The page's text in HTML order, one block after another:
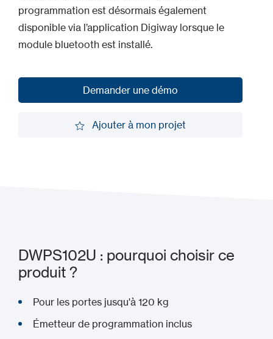
programmation est désormais également
disponible via l’application Digiway lorsque le
module bluetooth est installé.
Demander une démo
Ajouter à mon projet
DWPS102U : pourquoi choisir ce
produit ?
Pour les portes jusqu'à 120 kg
Émetteur de programmation inclus